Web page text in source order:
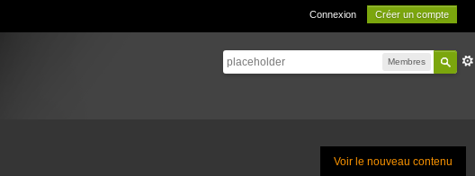
Connexion Créer un compte
Membres
Voir le nouveau contenu